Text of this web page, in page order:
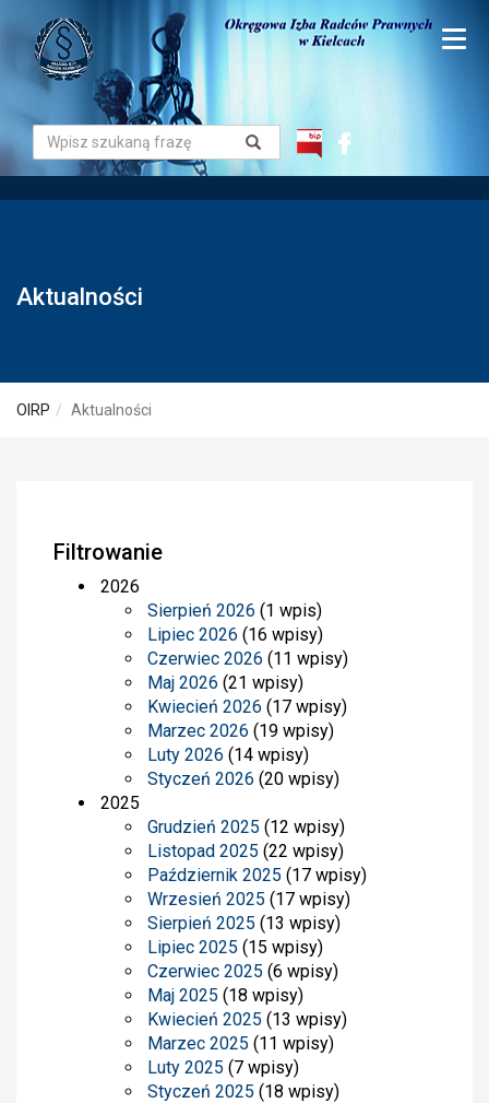
Aktualności
OIRP Aktualności
Filtrowanie
2026
Sierpień 2026 (1 wpis)
Lipiec 2026 (16 wpisy)
Czerwiec 2026 (11 wpisy)
Maj 2026 (21 wpisy)
Kwiecień 2026 (17 wpisy)
Marzec 2026 (19 wpisy)
Luty 2026 (14 wpisy)
Styczeń 2026 (20 wpisy)
2025
Grudzień 2025 (12 wpisy)
Listopad 2025 (22 wpisy)
Październik 2025 (17 wpisy)
Wrzesień 2025 (17 wpisy)
Sierpień 2025 (13 wpisy)
Lipiec 2025 (15 wpisy)
Czerwiec 2025 (6 wpisy)
Maj 2025 (18 wpisy)
Kwiecień 2025 (13 wpisy)
Marzec 2025 (11 wpisy)
Luty 2025 (7 wpisy)
Styczeń 2025 (18 wpisy)